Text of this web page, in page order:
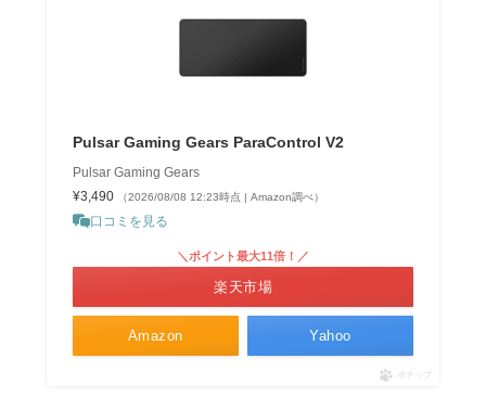
Pulsar Gaming Gears ParaControl V2
Pulsar Gaming Gears
¥3,490
（2026/08/08 12:23時点 | Amazon調べ）
口コミを見る
Amazon
＼ポイント最大11倍！／
楽天市場
Yahoo
ポチップ